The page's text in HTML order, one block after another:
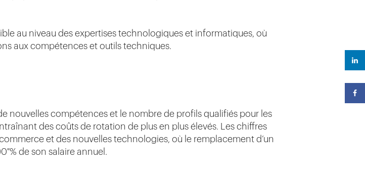
au niveau des expertises technologiques et informatiques, où
aux compétences et outils techniques.
nouvelles compétences et le nombre de profils qualifiés pour les
des coûts de rotation de plus en plus élevés. Les chiffres
et des nouvelles technologies, où le remplacement d’un
% de son salaire annuel.